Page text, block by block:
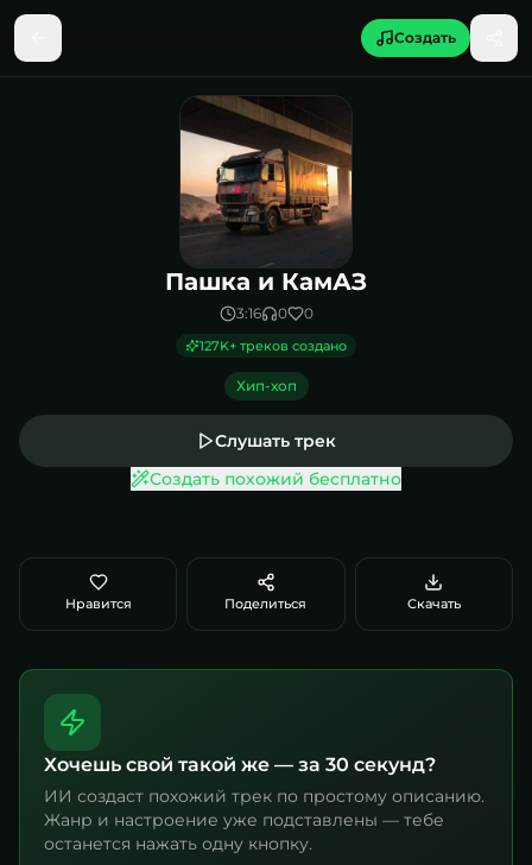
Песня Пашка и КамАЗ
Создать
Пашка и КамАЗ
3:16 0 0
127K+ треков создано
Хип-хоп
Слушать трек
Создать похожий бесплатно
Нравится Поделиться Скачать
Хочешь свой такой же — за 30 секунд?
ИИ создаст похожий трек по простому описанию.
Жанр и настроение уже подставлены — тебе
останется нажать одну кнопку.